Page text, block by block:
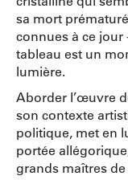
sa mort
connues à ce jour
tableau est un
lumière.
Aborder l’œuvre
son contexte
politique, met en
portée
grands maîtres de